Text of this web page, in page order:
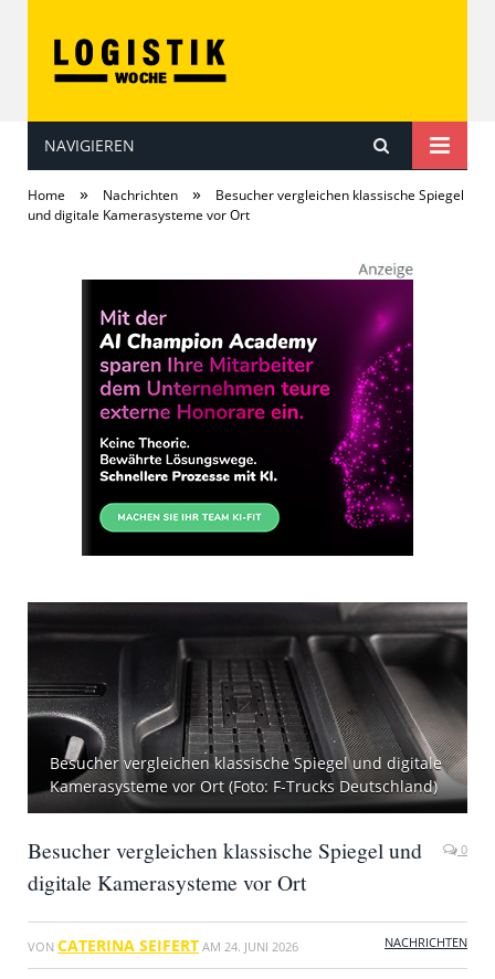
LOGISTIKwoche
NAVIGIEREN
Home » Nachrichten »
Besucher vergleichen klassische Spiegel
und digitale Kamerasysteme vor Ort
Besucher vergleichen klassische Spiegel und digitale
Kamerasysteme vor Ort (Foto: F-Trucks Deutschland)
Besucher vergleichen klassische Spiegel und
digitale Kamerasysteme vor Ort
0
VON CATERINA SEIFERT AM 24. JUNI 2026 NACHRICHTEN